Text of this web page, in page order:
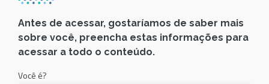
Antes de acessar, gostaríamos de saber mais
sobre você, preencha estas informações para
acessar a todo o conteúdo.
Você é?